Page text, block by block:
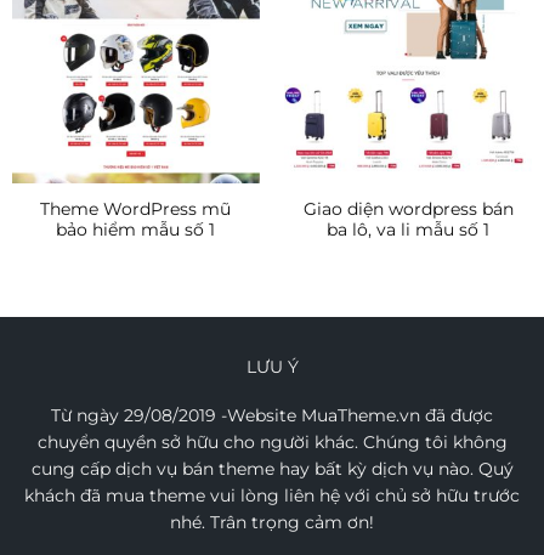
Theme WordPress mũ
bảo hiểm mẫu số 1
Giao diện wordpress bán
ba lô, va li mẫu số 1
LƯU Ý
Từ ngày 29/08/2019 -Website MuaTheme.vn đã được
chuyển quyền sở hữu cho người khác. Chúng tôi không
cung cấp dịch vụ bán theme hay bất kỳ dịch vụ nào. Quý
khách đã mua theme vui lòng liên hệ với chủ sở hữu trước
nhé. Trân trọng cảm ơn!